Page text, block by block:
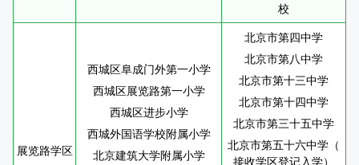
校
展览路学区
西城区阜成门外第一小学
西城区展览路第一小学
西城区进步小学
西城外国语学校附属小学
北京建筑大学附属小学
北京市第四中学
北京市第八中学
北京市第十三中学
北京市第十四中学
北京市第三十五中学
北京市第五十六中学（
接收学区登记入学）